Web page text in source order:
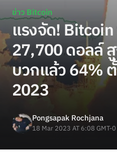
ข่าว Bitcoin
แรงจัด!
27,700 ดอลล์
บวกแล้ว 64%
2023
Pongsapak Rochjana
18 Mar 2023 AT 6:08 GMT-0